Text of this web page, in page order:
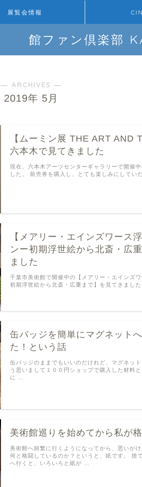
展覧会情報
館ファン倶楽部
― ARCHIVES ―
2019年 5月
【ムーミン展 THE ART AND
六本木で見てきました
現在、六本木アーツセンターギャラリーで開催
した。 前売券を購入し、とても楽しみにしてい
【メアリー・エインズワース
ンー初期浮世絵から北斎・広
ました
千葉市美術館で開催中の【メアリー・エインズ
初期浮世絵から北斎・広重まで】を見てきまし
缶バッジを簡単にマグネット
た！という話
缶バッジのままでもいいのだけれど、マグネッ
う思いまして１００円ショップで購入した材料
に …
美術館巡りを始めてから私が
美術館へ頻繁に行くようになってから、思いがけ
何と格闘しているのか？というと、紙です。 捨
へ行くと、いろいろと紙が …